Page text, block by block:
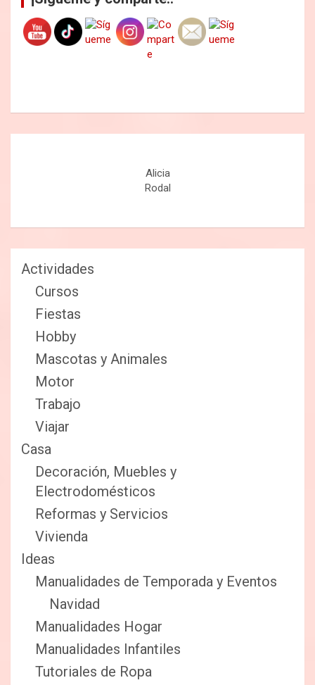
Alicia
Rodal
Actividades
Cursos
Fiestas
Hobby
Mascotas y Animales
Motor
Trabajo
Viajar
Casa
Decoración, Muebles y
Electrodomésticos
Reformas y Servicios
Vivienda
Ideas
Manualidades de Temporada y Eventos
Navidad
Manualidades Hogar
Manualidades Infantiles
Tutoriales de Ropa